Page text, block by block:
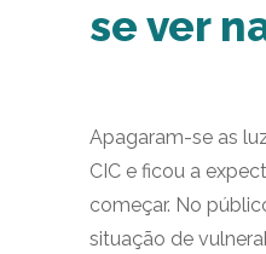
se ver
Apagaram-se as
CIC e ficou a
começar. No
situação de